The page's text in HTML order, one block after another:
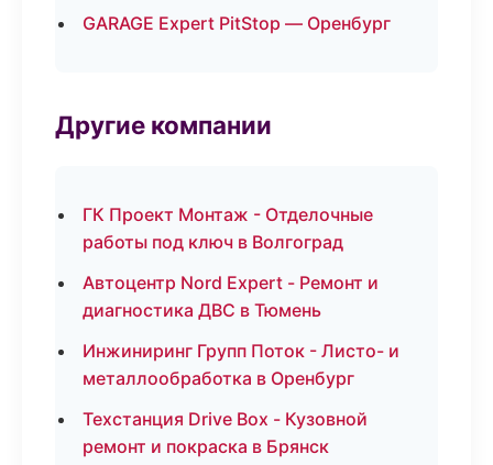
GARAGE Expert PitStop — Оренбург
Другие компании
ГК Проект Монтаж - Отделочные
работы под ключ в Волгоград
Автоцентр Nord Expert - Ремонт и
диагностика ДВС в Тюмень
Инжиниринг Групп Поток - Листо- и
металлообработка в Оренбург
Техстанция Drive Box - Кузовной
ремонт и покраска в Брянск